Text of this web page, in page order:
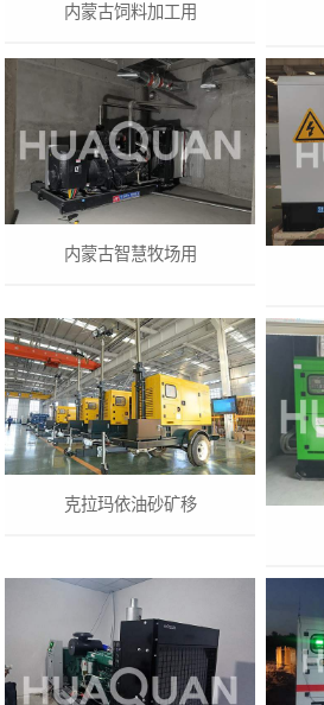
内蒙古饲料加工用
内蒙古智慧牧场用
克拉玛依油砂矿移